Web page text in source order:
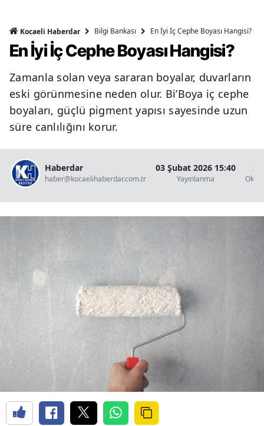
Kocaeli Haberdar Bilgi Bankası En İyi İç Cephe Boyası Hangisi?
En İyi İç Cephe Boyası Hangisi?
Zamanla solan veya sararan boyalar, duvarların
eski görünmesine neden olur. Bi’Boya iç cephe
boyaları, güçlü pigment yapısı sayesinde uzun
süre canlılığını korur.
Haberdar
haber@kocaelihaberdar.com.tr
03 Şubat 2026 15:40
Yayınlanma
2